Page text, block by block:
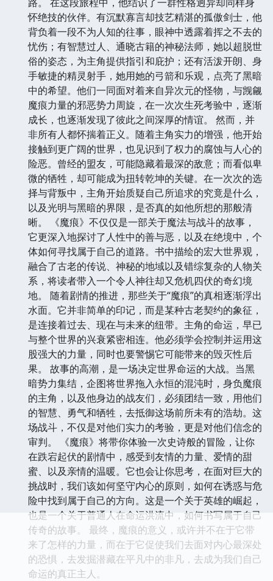
怀绝技的伙伴。有沉默寡言却技艺精湛的孤傲剑士，他
背负着一段不为人知的往事，眼神中透露着挥之不去的
忧伤；有智慧过人、通晓古籍的神秘法师，她以超脱世
俗的姿态，为主角提供指引和庇护；还有活泼开朗、身
手敏捷的精灵射手，她用她的弓箭和乐观，点亮了黑暗
中的希望。他们一同面对着来自异次元的怪物，与觊觎
魔痕力量的邪恶势力周旋，在一次次生死考验中，逐渐
成长，也逐渐发现了彼此之间深厚的情谊。 然而，并
非所有人都怀揣着正义。随着主角实力的增强，他开始
接触到更广阔的世界，也见识到了权力的腐蚀与人心的
险恶。曾经的盟友，可能隐藏着最深的敌意；而看似卑
微的牺牲，却可能成为扭转乾坤的关键。在一次次的选
择与背叛中，主角开始质疑自己所追求的究竟是什么，
以及光明与黑暗的界限，是否真的如他所想的那般清
晰。 《魔痕》不仅仅是一部关于魔法与战斗的故事，
它更深入地探讨了人性中的善与恶，以及在绝境中，个
体如何寻找属于自己的道路。书中描绘的宏大世界观，
融合了古老的传说、神秘的地域以及错综复杂的人物关
系，将读者带入一个令人神往却又危机四伏的奇幻境
地。 随着剧情的推进，那些关于“魔痕”的真相逐渐浮出
水面。它并非简单的印记，而是某种古老契约的象征，
是连接着过去、现在与未来的纽带。主角的命运，早已
与整个世界的兴衰紧密相连。他必须学会控制并运用这
股强大的力量，同时也要警惕它可能带来的毁灭性后
果。 故事的高潮，是一场决定世界命运的大战。当黑
暗势力集结，企图将世界拖入永恒的混沌时，身负魔痕
的主角，以及他身边的战友们，必须团结一致，用他们
的智慧、勇气和牺牲，去抵御这场前所未有的浩劫。这
场战斗，不仅是对他们实力的考验，更是对他们信念的
审判。 《魔痕》将带你体验一次史诗般的冒险，让你
在跌宕起伏的剧情中，感受到友情的力量、爱情的甜
蜜、以及亲情的温暖。它也会让你思考，在面对巨大的
挑战时，我们该如何坚守内心的原则，如何在诱惑与危
险中找到属于自己的方向。这是一个关于英雄的崛起，
也是一个关于普通人在命运洪流中，如何书写属于自己
传奇的故事。 最终，魔痕的意义，或许并不在于它带
来了怎样的力量，而在于它促使我们去面对内心最深处
的恐惧，去发掘潜藏在平凡中的非凡，去成为我们自己
命运的真正主人。